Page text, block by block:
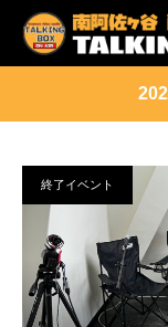
終了イベント